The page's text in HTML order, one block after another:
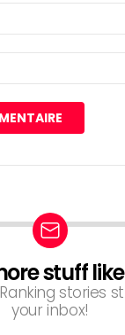
stuff
stories
your inbox!